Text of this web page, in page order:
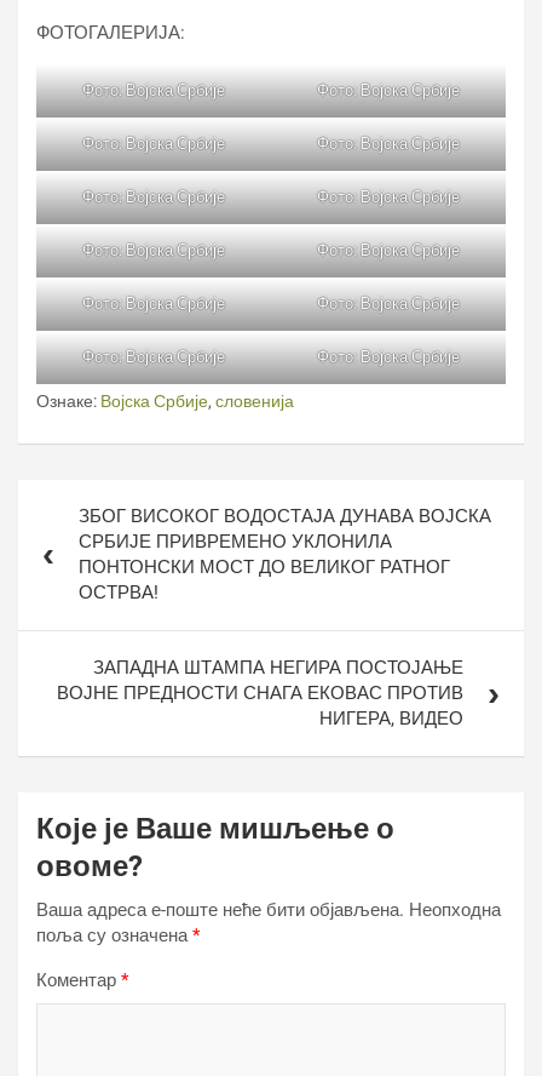
ФОТОГАЛЕРИЈА:
Фото: Војска Србије Фото: Војска Србије
Фото: Војска Србије Фото: Војска Србије
Фото: Војска Србије Фото: Војска Србије
Фото: Војска Србије Фото: Војска Србије
Фото: Војска Србије Фото: Војска Србије
Фото: Војска Србије Фото: Војска Србије
Ознаке: Војска Србије, словенија
чланкаЗБОГ ВИСОКОГ ВОДОСТАЈА ДУНАВА ВОЈСКА
СРБИЈЕ ПРИВРЕМЕНО УКЛОНИЛА
ПОНТОНСКИ МОСТ ДО ВЕЛИКОГ РАТНОГ
ОСТРВА!
ЗАПАДНА ШТАМПА НЕГИРА ПОСТОЈАЊЕ
ВОЈНЕ ПРЕДНОСТИ СНАГА ЕКОВАС ПРОТИВ
НИГЕРА, ВИДЕО
Које је Ваше мишљење о
овоме?
Ваша адреса е-поште неће бити објављена. Неопходна
поља су означена*
Коментар *